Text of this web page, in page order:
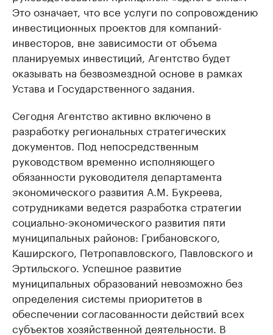
Это означает, что все услуги по сопровождению
инвестиционных проектов для компаний-
инвесторов, вне зависимости от объема
планируемых инвестиций, Агентство будет
оказывать на безвозмездной основе в рамках
Устава и Государственного задания.
Сегодня Агентство активно включено в
разработку региональных стратегических
документов. Под непосредственным
руководством временно исполняющего
обязанности руководителя департамента
экономического развития А.М. Букреева,
сотрудниками ведется разработка стратегии
социально-экономического развития пяти
муниципальных районов: Грибановского,
Каширского, Петропавловского, Павловского и
Эртильского. Успешное развитие
муниципальных образований невозможно без
определения системы приоритетов в
обеспечении согласованности действий всех
субъектов хозяйственной деятельности. В